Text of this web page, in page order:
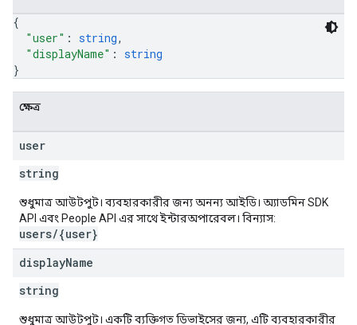
{
"user" : string,
"displayName" : string
}
ক্ষেত্র
user
string
শুধুমাত্র আউটপুট। ব্যবহারকারীর জন্য অনন্য আইডি। অ্যাডমিন SDK
API এবং People API এর সাথে ইন্টারঅপারেবল। বিন্যাস:
users/{user}
displayName
string
শুধুমাত্র আউটপুট। একটি ব্যক্তিগত ডিভাইসের জন্য, এটি ব্যবহারকারীর